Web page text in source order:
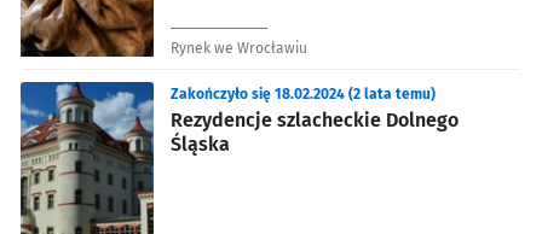
Rynek we Wrocławiu
Rezydencje szlacheckie Dolnego
Śląska
Zakończyło się 18.02.2024 (2 lata temu)